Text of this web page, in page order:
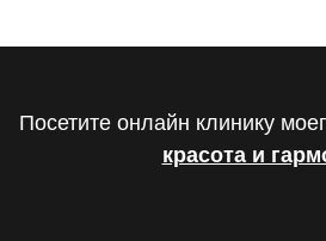
Посетите онлайн клинику
красота и